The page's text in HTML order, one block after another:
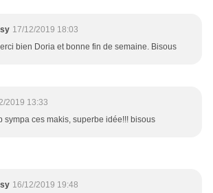
17/12/2019 18:03
bien Doria et bonne fin de semaine. Bisous
2019 13:33
sympa ces makis, superbe idée!!! bisous
16/12/2019 19:48